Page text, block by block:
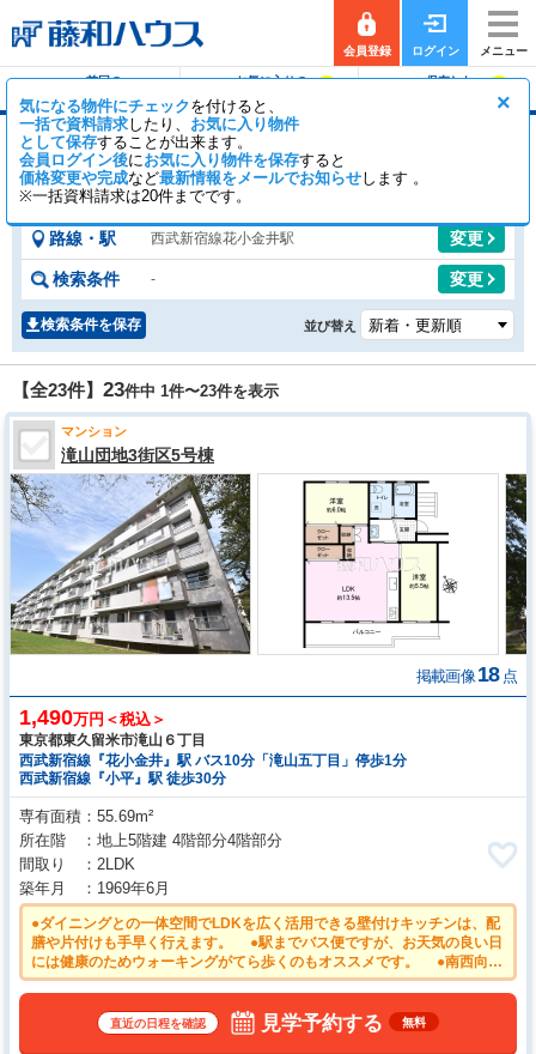
会員登録 ログイン メニュー
前回の
お気に入りの
保存した
×
気になる物件にチェックを付けると、
一括で資料請求したり、 お気に入り物件
として保存することが出来ます。
会員ログイン後にお気に入り物件を保存すると
価格変更や完成など最新情報をメールでお知らせします 。
※一括資料請求は20件までです。
花小金井駅のマンション
【全23件】 一般公開19件 会員公開4件
路線・駅 西武新宿線花小金井駅 変更
検索条件 - 変更
検索条件を保存 並び替え
【全23件】 23件中 1件〜23件を表示
マンション
滝山団地3街区5号棟
掲載画像 18 点
1,490万円＜税込＞
東京都東久留米市滝山６丁目
西武新宿線『花小金井』駅 バス10分「滝山五丁目」停歩1分
西武新宿線『小平』駅 徒歩30分
専有面積
55.69m²
所在階
地上5階建 4階部分4階部分
間取り
2LDK
築年月
1969年6月
●ダイニングとの一体空間でLDKを広く活用できる壁付けキッチンは、配
膳や片付けも手早く行えます。 ●駅までバス便ですが、お天気の良い日
には健康のためウォーキングがてら歩くのもオススメです。 ●南西向き
のバルコニーは日差しもたっぷり注ぎ、お洗濯物もよく乾きます。 ●即
平日のご案内も可能です。まずはお気軽にお問合せ下さいませ。
直近の日程を確認 見学予約する 無料